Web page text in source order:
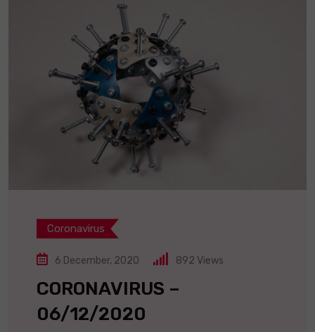
Coronavirus
6 December, 2020 892 Views
CORONAVIRUS –
06/12/2020